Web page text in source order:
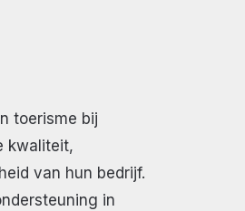
toerisme bij
kwaliteit,
van hun bedrijf.
in